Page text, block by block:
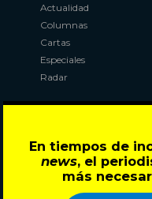
En tiempos de
news, el
más
Actualidad
Columnas
Cartas
Especiales
Radar